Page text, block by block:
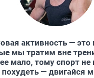
активность — это
мы тратим вне
мало, тому спорт
— двигайся